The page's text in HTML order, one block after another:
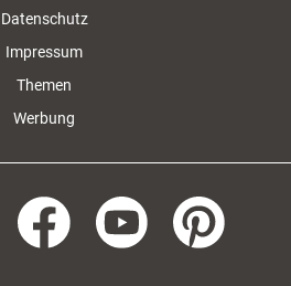
Datenschutz
Impressum
Themen
Werbung